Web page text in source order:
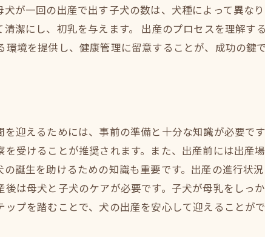
が一回の出産で出す子犬の数は、犬種によって異な
潔にし、初乳を与えます。 出産のプロセスを理解す
境を提供し、健康管理に留意することが、成功の鍵で
迎えるためには、事前の準備と十分な知識が必要で
受けることが推奨されます。また、出産前には出産
誕生を助けるための知識も重要です。出産の進行状
は母犬と子犬のケアが必要です。子犬が母乳をしっ
プを踏むことで、犬の出産を安心して迎えることがで